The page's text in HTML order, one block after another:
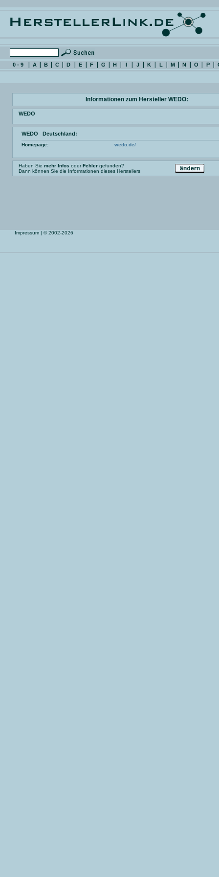
0 - 9 A B C D E F G H I J K L M N O P
Informationen zum Hersteller WEDO:
WEDO
WEDO Deutschland:
Homepage: wedo.de/
Haben Sie mehr Infos oderFehler gefunden?
Dann können Sie die Informationen dieses Herstellers
Impressum | © 2002-2026